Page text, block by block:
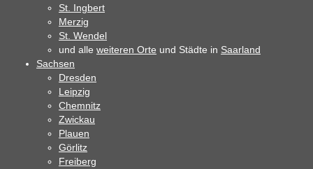
St. Ingbert
Merzig
St. Wendel
und alle weiteren Orte und Städte in Saarland
Sachsen
Dresden
Leipzig
Chemnitz
Zwickau
Plauen
Görlitz
Freiberg